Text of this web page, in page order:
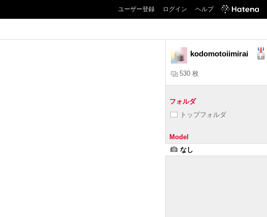
ユーザー登録 ログイン ヘルプ
kodomotoiimirai
530 枚
フォルダ
トップフォルダ
Model
なし